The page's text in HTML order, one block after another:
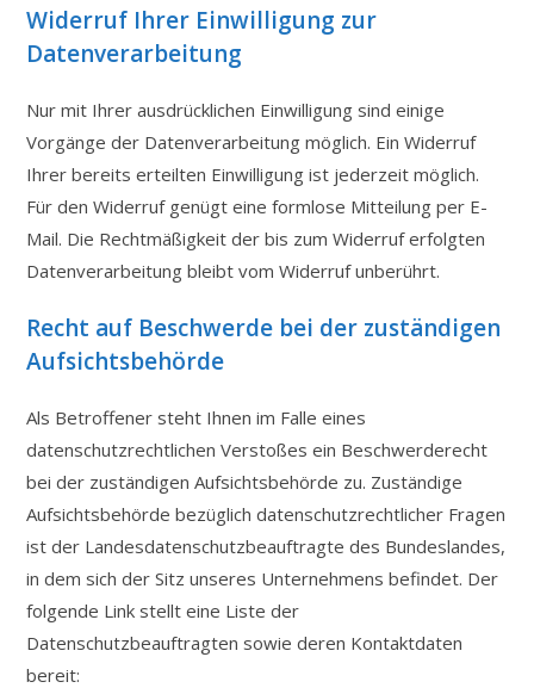
Widerruf Ihrer Einwilligung zur
Datenverarbeitung
Nur mit Ihrer ausdrücklichen Einwilligung sind einige
Vorgänge der Datenverarbeitung möglich. Ein Widerruf
Ihrer bereits erteilten Einwilligung ist jederzeit möglich.
Für den Widerruf genügt eine formlose Mitteilung per E-
Mail. Die Rechtmäßigkeit der bis zum Widerruf erfolgten
Datenverarbeitung bleibt vom Widerruf unberührt.
Recht auf Beschwerde bei der zuständigen
Aufsichtsbehörde
Als Betroffener steht Ihnen im Falle eines
datenschutzrechtlichen Verstoßes ein Beschwerderecht
bei der zuständigen Aufsichtsbehörde zu. Zuständige
Aufsichtsbehörde bezüglich datenschutzrechtlicher Fragen
ist der Landesdatenschutzbeauftragte des Bundeslandes,
in dem sich der Sitz unseres Unternehmens befindet. Der
folgende Link stellt eine Liste der
Datenschutzbeauftragten sowie deren Kontaktdaten
bereit: